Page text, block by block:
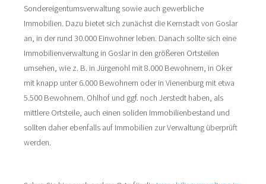
Sondereigentumsverwaltung sowie auch gewerbliche
Immobilien. Dazu bietet sich zunächst die Kernstadt von Goslar
an, in der rund 30.000 Einwohner leben. Danach sollte sich eine
Immobilienverwaltung in Goslar in den größeren Ortsteilen
umsehen, wie z. B. in Jürgenohl mit 8.000 Bewohnern, in Oker
mit knapp unter 6.000 Bewohnern oder in Vienenburg mit etwa
5.500 Bewohnern. Ohlhof und ggf. noch Jerstedt haben, als
mittlere Ortsteile, auch einen soliden Immobilienbestand und
sollten daher ebenfalls auf Immobilien zur Verwaltung überprüft
werden.